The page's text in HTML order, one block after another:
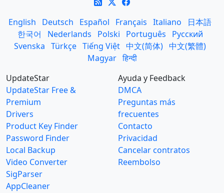
English Deutsch Español Français Italiano
日本語
한국어
Nederlands Polski Português
Русский
Svenska Türkçe Tiếng Việt 中文(简体) 中文(繁體)
Magyar हिन्दी
UpdateStar
UpdateStar Free &
Premium
Drivers
Product Key Finder
Password Finder
Local Backup
Video Converter
SigParser
AppCleaner
Ayuda y Feedback
DMCA
Preguntas más
frecuentes
Contacto
Privacidad
Cancelar contratos
Reembolso